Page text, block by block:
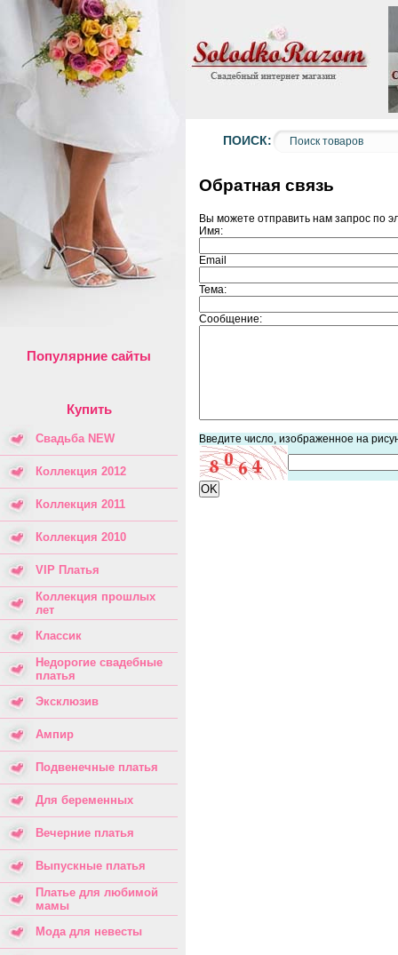
Популярние сайты
Купить
Свадьба NEW
Коллекция 2012
Коллекция 2011
Коллекция 2010
VIP Платья
Коллекция прошлых
лет
Классик
Недорогие свадебные
платья
Эксклюзив
Ампир
Подвенечные платья
Для беременных
Вечерние платья
Выпускные платья
Платье для любимой
мамы
Мода для невесты
ПОИСК:
Обратная связь
Вы можете отправить нам запрос по
Имя:
Email
Тема:
Сообщение:
Введите число, изображенное на